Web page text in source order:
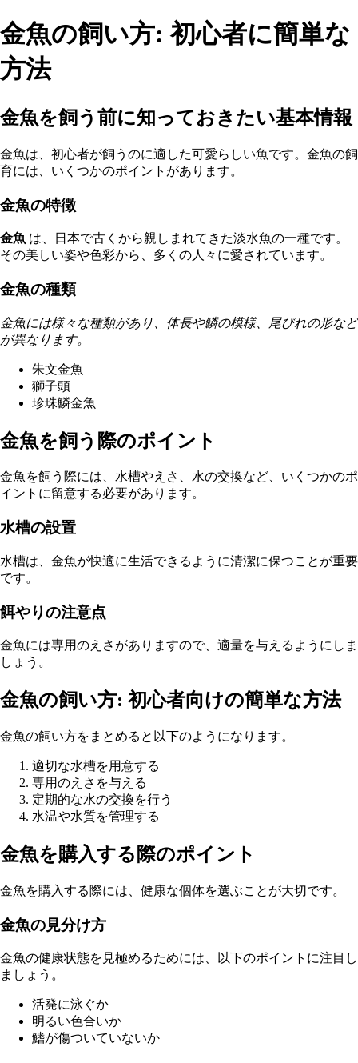
金魚の飼い方: 初心者に簡単な
方法
金魚を飼う前に知っておきたい基本情報
金魚は、初心者が飼うのに適した可愛らしい魚です。金魚の飼
育には、いくつかのポイントがあります。
金魚の特徴
金魚 は、日本で古くから親しまれてきた淡水魚の一種です。
その美しい姿や色彩から、多くの人々に愛されています。
金魚の種類
金魚には様々な種類があり、体長や鱗の模様、尾びれの形など
が異なります。
朱文金魚
獅子頭
珍珠鱗金魚
金魚を飼う際のポイント
金魚を飼う際には、水槽やえさ、水の交換など、いくつかのポ
イントに留意する必要があります。
水槽の設置
水槽は、金魚が快適に生活できるように清潔に保つことが重要
です。
餌やりの注意点
金魚には専用のえさがありますので、適量を与えるようにしま
しょう。
金魚の飼い方: 初心者向けの簡単な方法
金魚の飼い方をまとめると以下のようになります。
適切な水槽を用意する
専用のえさを与える
定期的な水の交換を行う
水温や水質を管理する
金魚を購入する際のポイント
金魚を購入する際には、健康な個体を選ぶことが大切です。
金魚の見分け方
金魚の健康状態を見極めるためには、以下のポイントに注目し
ましょう。
活発に泳ぐか
明るい色合いか
鰭が傷ついていないか